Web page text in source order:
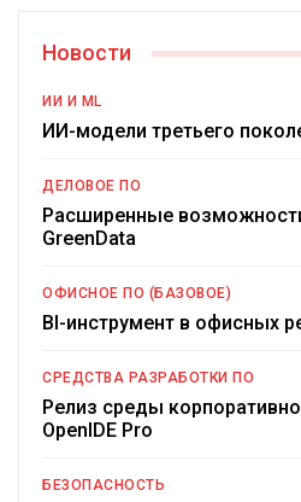
Новости
ИИ И ML
ИИ-модели третьего
ДЕЛОВОЕ ПО
Расширенные
GreenData
ОФИСНОЕ ПО (БАЗОВОЕ)
BI-инструмент в офисных
СРЕДСТВА РАЗРАБОТКИ ПО
Релиз среды
OpenIDE Pro
БЕЗОПАСНОСТЬ